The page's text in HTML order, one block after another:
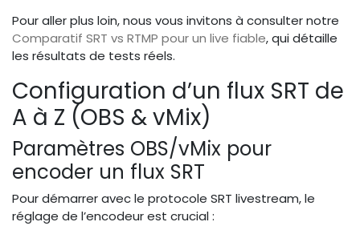
Pour aller plus loin, nous vous invitons à consulter notre
Comparatif SRT vs RTMP pour un live fiable, qui détaille
les résultats de tests réels.
Configuration d’un flux SRT de
A à Z (OBS & vMix)
Paramètres OBS/vMix pour
encoder un flux SRT
Pour démarrer avec le protocole SRT livestream, le
réglage de l’encodeur est crucial :